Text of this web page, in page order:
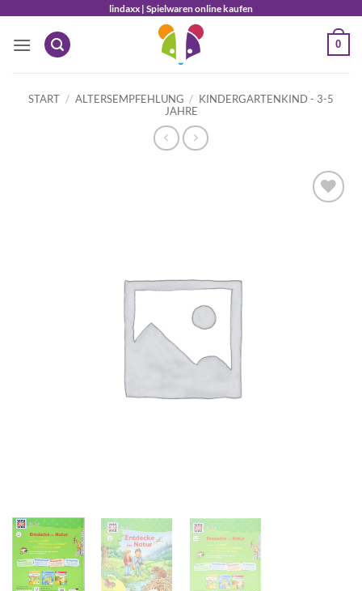
springen
lindaxx | Spielwaren online kaufen
0
START / ALTERSEMPFEHLUNG / KINDERGARTENKIND - 3-5
JAHRE